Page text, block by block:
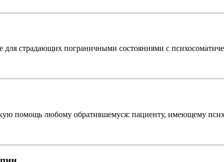
для страдающих пограничными состояниями с
помощь любому обратившемуся: пациенту, имеющему